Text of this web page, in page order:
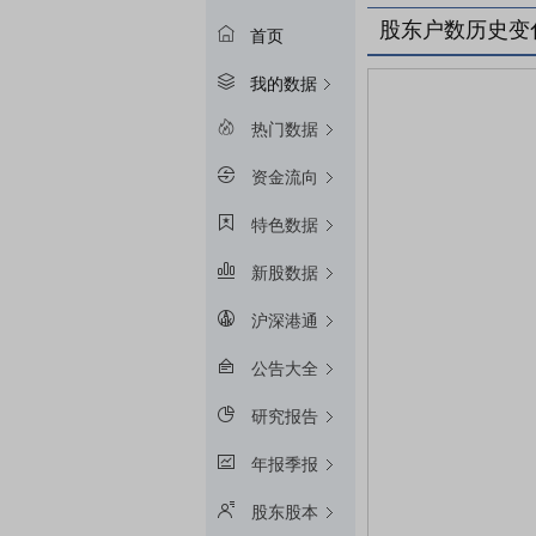
首页
我的数据
热门数据
资金流向
特色数据
新股数据
沪深港通
公告大全
研究报告
年报季报
股东股本
股东户数历史